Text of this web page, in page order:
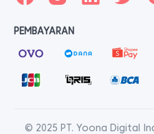
PEMBAYARAN
© 2025 PT. Yoona Digital